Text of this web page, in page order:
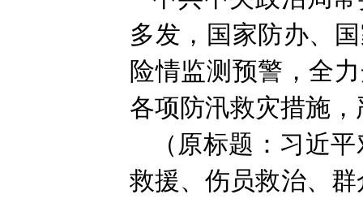
多发，国家防办、
险情监测预警，全
各项防汛救灾措施
（原标题：习近
救援、伤员救治、